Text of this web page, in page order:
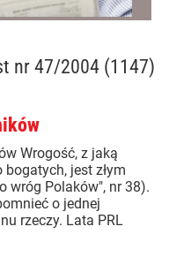
nr 47/2004 (1147)
Wrogość, z jaką
jest złym
wróg Polaków", nr 38).
o jednej
rzeczy. Lata PRL